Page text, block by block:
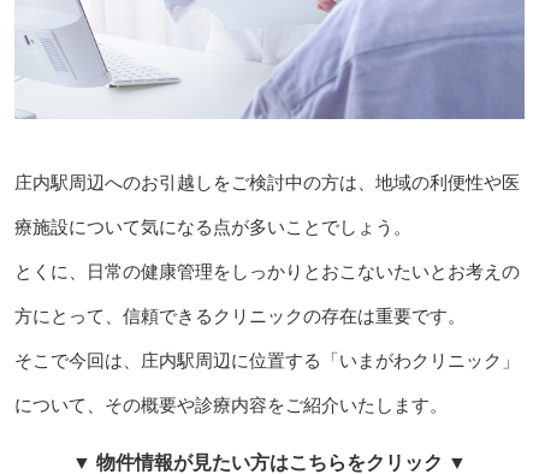
庄内駅周辺へのお引越しをご検討中の方は、地域の利便性や医
療施設について気になる点が多いことでしょう。
とくに、日常の健康管理をしっかりとおこないたいとお考えの
方にとって、信頼できるクリニックの存在は重要です。
そこで今回は、庄内駅周辺に位置する「いまがわクリニック」
について、その概要や診療内容をご紹介いたします。
▼ 物件情報が見たい方はこちらをクリック ▼